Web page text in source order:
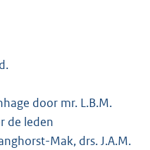
door mr. L.B.M.
de leden
Mak, drs. J.A.M.